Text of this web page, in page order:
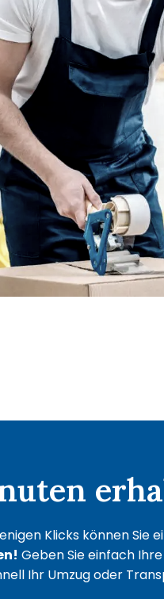
Klicks können Sie
Geben Sie einfach
Ihr Umzug oder